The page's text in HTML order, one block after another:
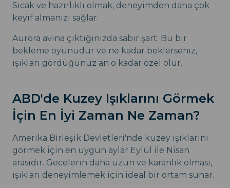
Sıcak ve hazırlıklı olmak, deneyimden daha çok
keyif almanızı sağlar.
Aurora avına çıktığınızda sabır şart. Bu bir
bekleme oyunudur ve ne kadar beklerseniz,
ışıkları gördüğünüz an o kadar özel olur.
ABD'de Kuzey Işıklarını Görmek
İçin En İyi Zaman Ne Zaman?
Amerika Birleşik Devletleri'nde kuzey ışıklarını
görmek için en uygun aylar Eylül ile Nisan
arasıdır. Gecelerin daha uzun ve karanlık olması,
ışıkları deneyimlemek için ideal bir ortam sunar.